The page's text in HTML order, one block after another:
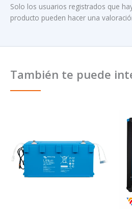
Solo los usuarios registrados que
producto pueden hacer una
También te puede